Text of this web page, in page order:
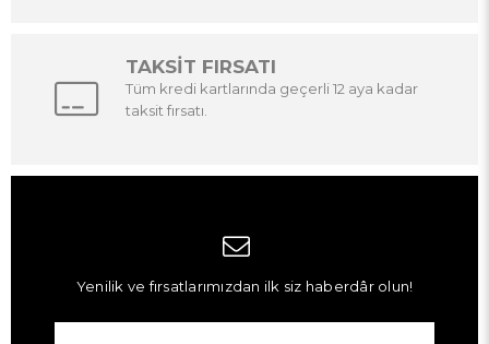
TAKSİT FIRSATI
Tüm kredi kartlarında geçerli 12 aya kadar
taksit fırsatı.
Yenilik ve fırsatlarımızdan ilk siz haberdâr olun!